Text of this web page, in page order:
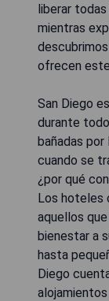
liberar
mientras
ofrecen
San Diego
durante
bañadas
cuando se
¿por qué
Los hoteles
aquellos
bienestar a
hasta
Diego